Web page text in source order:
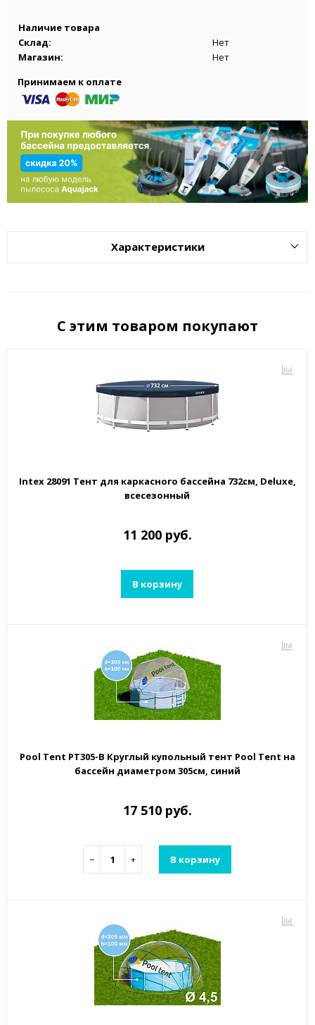
Наличие товара
Склад:
Нет
Магазин:
Нет
Принимаем к оплате
Характеристики
С этим товаром покупают
Intex 28091 Тент для каркасного бассейна 732см, Deluxe,
всесезонный
11 200 руб.
В корзину
Pool Tent PT305-B Круглый купольный тент Pool Tent на
бассейн диаметром 305см, синий
17 510 руб.
− + В корзину